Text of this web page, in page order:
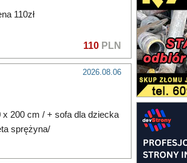
110zł
110 PLN
2026.08.06
x 200 cm / + sofa dla dziecka
sprężyna/